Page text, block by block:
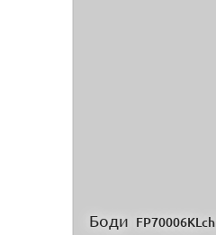
Боди FP70006KLch